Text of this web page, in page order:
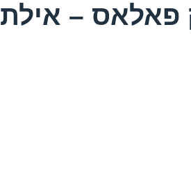
פאלאס – אילת